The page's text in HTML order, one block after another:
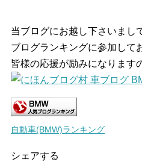
当ブログにお越し下さいまし
ブログランキングに参加して
皆様の応援が励みになります
自動車(BMW)ランキング
シェアする